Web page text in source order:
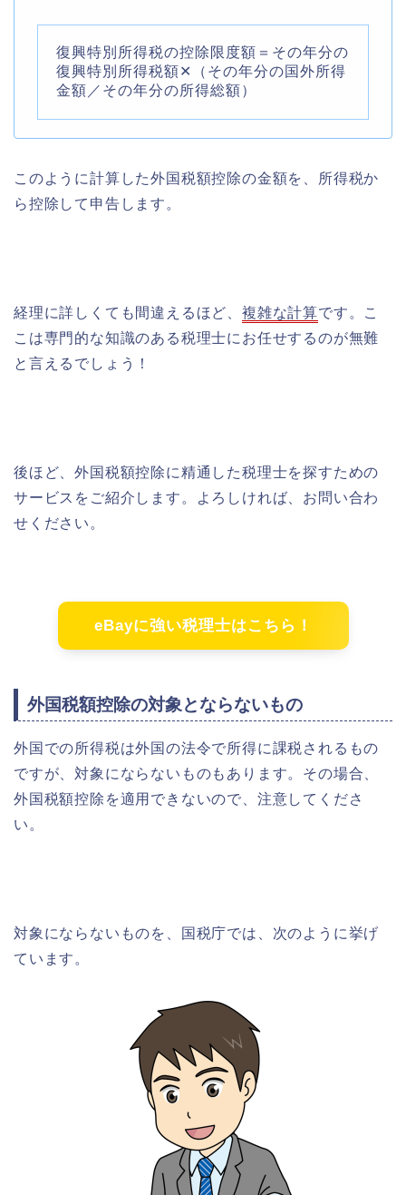
復興特別所得税の控除限度額＝その年分の
復興特別所得税額✕（その年分の国外所得
金額／その年分の所得総額）
このように計算した外国税額控除の金額を、所得税か
ら控除して申告します。
経理に詳しくても間違えるほど、 複雑な計算です。こ
こは専門的な知識のある税理士にお任せするのが無難
と言えるでしょう！
後ほど、外国税額控除に精通した税理士を探すための
サービスをご紹介します。よろしければ、お問い合わ
せください。
eBayに強い税理士はこちら！
外国税額控除の対象とならないもの
外国での所得税は外国の法令で所得に課税されるもの
ですが、対象にならないものもあります。その場合、
外国税額控除を適用できないので、注意してくださ
い。
対象にならないものを、国税庁では、次のように挙げ
ています。